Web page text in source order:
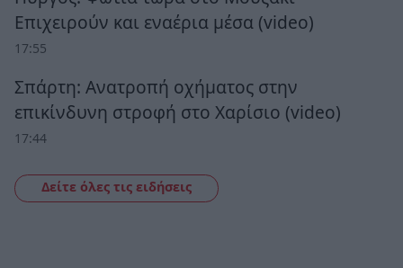
Επιχειρούν και εναέρια μέσα (video)
17:55
Σπάρτη: Ανατροπή οχήματος στην
επικίνδυνη στροφή στο Χαρίσιο (video)
17:44
Δείτε όλες τις ειδήσεις